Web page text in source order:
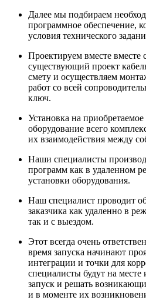
Далее мы подбираем
программное обеспечение,
условия технического
Проектируем вместе вместе
существующий проект
смету и осуществляем
работ со всей
ключ.
Установка на
оборудование всего
их взаимодействия между
Наши специалисты
программ как в удаленном
установки оборудования.
Наш специалист проводит
заказчика как удаленно в
так и с выездом.
Этот всегда очень
время запуска начинают
интеграции и точки для
специалисты будут на
запуск и решать
и в моменте их